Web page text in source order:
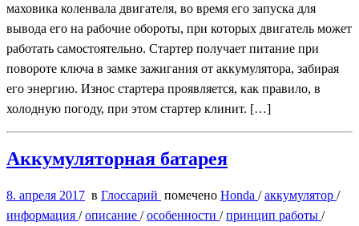
маховика коленвала двигателя, во время его запуска для
вывода его на рабочие обороты, при которых двигатель может
работать самостоятельно. Стартер получает питание при
повороте ключа в замке зажигания от аккумулятора, забирая
его энергию. Износ стартера проявляется, как правило, в
холодную погоду, при этом стартер клинит. […]
Аккумуляторная батарея
8. апреля 2017 в Глоссарий помечено Honda /аккумулятор /
информация /описание /особенности /принцип работы /